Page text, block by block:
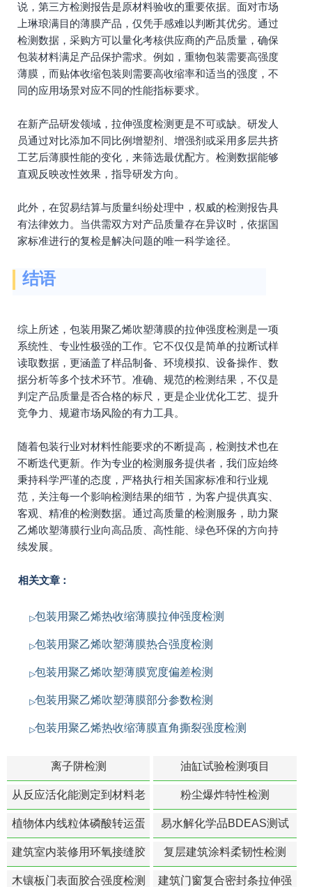
说，第三方检测报告是原材料验收的重要依据。面对市场
上琳琅满目的薄膜产品，仅凭手感难以判断其优劣。通过
检测数据，采购方可以量化考核供应商的产品质量，确保
包装材料满足产品保护需求。例如，重物包装需要高强度
薄膜，而贴体收缩包装则需要高收缩率和适当的强度，不
同的应用场景对应不同的性能指标要求。
在新产品研发领域，拉伸强度检测更是不可或缺。研发人
员通过对比添加不同比例增塑剂、增强剂或采用多层共挤
工艺后薄膜性能的变化，来筛选最优配方。检测数据能够
直观反映改性效果，指导研发方向。
此外，在贸易结算与质量纠纷处理中，权威的检测报告具
有法律效力。当供需双方对产品质量存在异议时，依据国
家标准进行的复检是解决问题的唯一科学途径。
结语
综上所述，包装用聚乙烯吹塑薄膜的拉伸强度检测是一项
系统性、专业性极强的工作。它不仅仅是简单的拉断试样
读取数据，更涵盖了样品制备、环境模拟、设备操作、数
据分析等多个技术环节。准确、规范的检测结果，不仅是
判定产品质量是否合格的标尺，更是企业优化工艺、提升
竞争力、规避市场风险的有力工具。
随着包装行业对材料性能要求的不断提高，检测技术也在
不断迭代更新。作为专业的检测服务提供者，我们应始终
秉持科学严谨的态度，严格执行相关国家标准和行业规
范，关注每一个影响检测结果的细节，为客户提供真实、
客观、精准的检测数据。通过高质量的检测服务，助力聚
乙烯吹塑薄膜行业向高品质、高性能、绿色环保的方向持
续发展。
相关文章：
包装用聚乙烯热收缩薄膜拉伸强度检测
包装用聚乙烯吹塑薄膜热合强度检测
包装用聚乙烯吹塑薄膜宽度偏差检测
包装用聚乙烯吹塑薄膜部分参数检测
包装用聚乙烯热收缩薄膜直角撕裂强度检测
离子阱检测 油缸试验检测项目
从反应活化能测定到材料老
化寿命预测的经典模型
粉尘爆炸特性检测
植物体内线粒体磷酸转运蛋
白活性检测
易水解化学品BDEAS测试
建筑室内装修用环氧接缝胶
苯含量检测
复层建筑涂料柔韧性检测
木镶板门表面胶合强度检测
建筑门窗复合密封条拉伸强